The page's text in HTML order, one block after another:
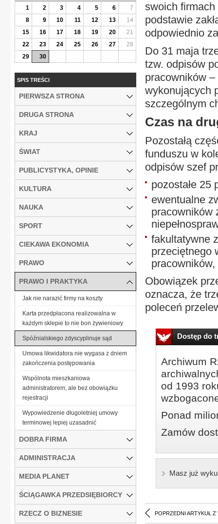
swoich firmach
podstawie
odpowiednio
Do 31 maja
tzw. odpisów
pracowników
wykonujących
szczególnym
Czas na
Pozostałą
funduszu w
odpisów szef
pozostałe 25
ewentualne
pracowników
fakultatywne
przeciętnego
Obowiązek
oznacza, że
poleceń
Dostęp do
Archiwum
od 1993
Ponad
Zamów
Masz już
POPRZEDNI ARTYKUŁ Z
1
2 3 4 5 6
7
8
9 10 11 12 13
14
15
16 17 18 19 20
21
22
23 24 25 26 27
28
29
30
SPIS TREŚCI
PIERWSZA STRONA
DRUGA STRONA
KRAJ
ŚWIAT
PUBLICYSTYKA, OPINIE
KULTURA
NAUKA
SPORT
CIEKAWA EKONOMIA
PRAWO
PRAWO I PRAKTYKA
Jak nie narazić firmy na koszty
Karta przedpłacona realizowalna w
każdym sklepie to nie bon żywieniowy
Spóźnialskiego zdyscyplinuje sąd
Umowa likwidatora nie wygasa z dniem
zakończenia postępowania
Wspólnota mieszkaniowa
administratorem, ale bez obowiązku
rejestracji
Wypowiedzenie długoletniej umowy
terminowej lepiej uzasadnić
DOBRA FIRMA
ADMINISTRACJA
MEDIA PLANET
ŚCIĄGAWKA PRZEDSIĘBIORCY
RZECZ O BIZNESIE